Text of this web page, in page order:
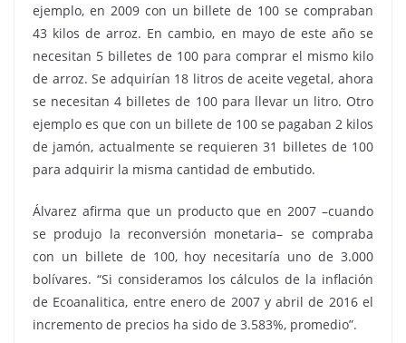
ejemplo, en 2009 con un billete de 100 se compraban
43 kilos de arroz. En cambio, en mayo de este año se
necesitan 5 billetes de 100 para comprar el mismo kilo
de arroz. Se adquirían 18 litros de aceite vegetal, ahora
se necesitan 4 billetes de 100 para llevar un litro. Otro
ejemplo es que con un billete de 100 se pagaban 2 kilos
de jamón, actualmente se requieren 31 billetes de 100
para adquirir la misma cantidad de embutido.
Álvarez afirma que un producto que en 2007 –cuando
se produjo la reconversión monetaria– se compraba
con un billete de 100, hoy necesitaría uno de 3.000
bolívares. “Si consideramos los cálculos de la inflación
de Ecoanalitica, entre enero de 2007 y abril de 2016 el
incremento de precios ha sido de 3.583%, promedio”.